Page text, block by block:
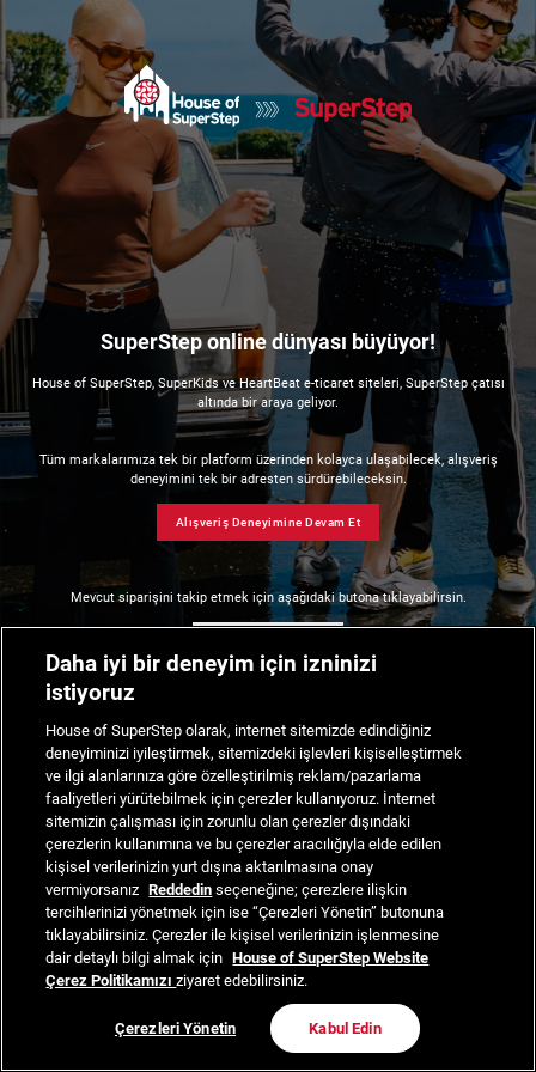
SuperStep online dünyası büyüyor!
House of SuperStep, SuperKids ve HeartBeat e-ticaret siteleri, SuperStep çatısı
altında bir araya geliyor.
Tüm markalarımıza tek bir platform üzerinden kolayca ulaşabilecek, alışveriş
deneyimini tek bir adresten sürdürebileceksin.
Alışveriş Deneyimine Devam Et
Mevcut siparişini takip etmek için aşağıdaki butona tıklayabilirsin.
Daha iyi bir deneyim için izninizi
istiyoruz
House of SuperStep olarak, internet sitemizde edindiğiniz
deneyiminizi iyileştirmek, sitemizdeki işlevleri kişiselleştirmek
ve ilgi alanlarınıza göre özelleştirilmiş reklam/pazarlama
faaliyetleri yürütebilmek için çerezler kullanıyoruz. İnternet
sitemizin çalışması için zorunlu olan çerezler dışındaki
çerezlerin kullanımına ve bu çerezler aracılığıyla elde edilen
kişisel verilerinizin yurt dışına aktarılmasına onay
vermiyorsanız Reddedin seçeneğine; çerezlere ilişkin
tercihlerinizi yönetmek için ise “Çerezleri Yönetin” butonuna
tıklayabilirsiniz. Çerezler ile kişisel verilerinizin işlenmesine
dair detaylı bilgi almak için House of SuperStep Website
Çerez Politikamızıziyaret edebilirsiniz.
Çerezleri Yönetin Kabul Edin